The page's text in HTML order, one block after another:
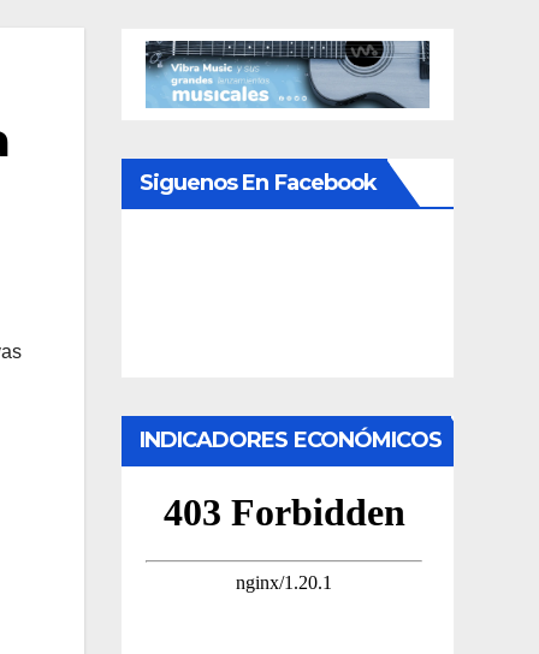
Siguenos En Facebook
INDICADORES ECONÓMICOS